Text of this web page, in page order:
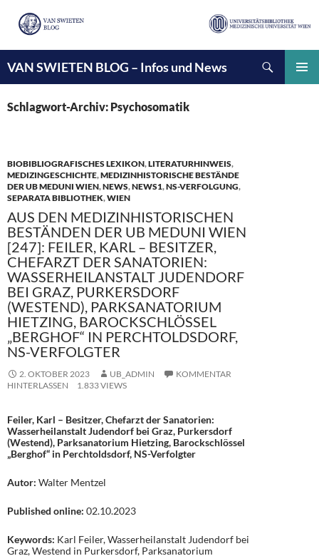
VAN SWIETEN BLOG – Infos und News
INHALT
SPRINGEN
Schlagwort-Archiv: Psychosomatik
BIOBIBLIOGRAFISCHES LEXIKON,LITERATURHINWEIS,
MEDIZINGESCHICHTE,MEDIZINHISTORISCHE BESTÄNDE
DER UB MEDUNI WIEN,NEWS,NEWS1,NS-VERFOLGUNG,
SEPARATA BIBLIOTHEK,WIEN
AUS DEN MEDIZINHISTORISCHEN
BESTÄNDEN DER UB MEDUNI WIEN
[247]: FEILER, KARL – BESITZER,
CHEFARZT DER SANATORIEN:
WASSERHEILANSTALT JUDENDORF
BEI GRAZ, PURKERSDORF
(WESTEND), PARKSANATORIUM
HIETZING, BAROCKSCHLÖSSEL
„BERGHOF“ IN PERCHTOLDSDORF,
NS-VERFOLGTER
2. OKTOBER 2023 UB_ADMIN
KOMMENTAR
HINTERLASSEN
1.833 VIEWS
Feiler, Karl – Besitzer, Chefarzt der Sanatorien:
Wasserheilanstalt Judendorf bei Graz, Purkersdorf
(Westend), Parksanatorium Hietzing, Barockschlössel
„Berghof“ in Perchtoldsdorf, NS-Verfolgter
Autor: Walter Mentzel
Published online: 02.10.2023
Keywords: Karl Feiler, Wasserheilanstalt Judendorf bei
Graz, Westend in Purkersdorf, Parksanatorium